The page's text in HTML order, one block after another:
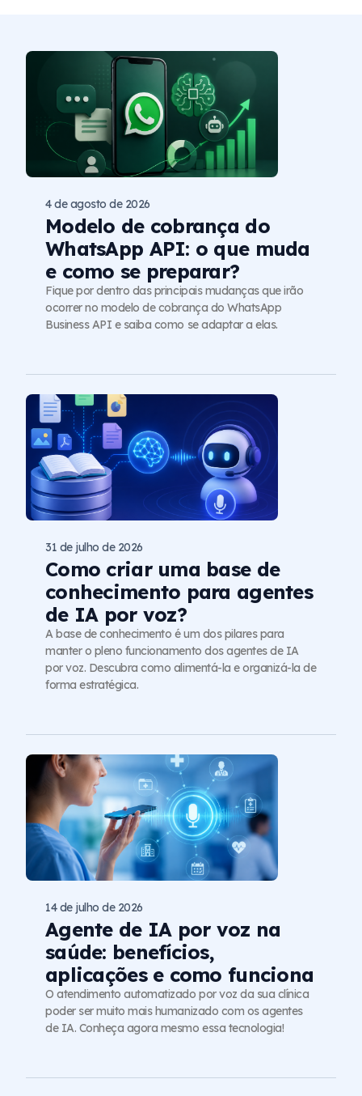
Modelo de cobrança do
WhatsApp API: o que muda
e como se preparar?
4 de agosto de 2026
Fique por dentro das principais mudanças que irão
ocorrer no modelo de cobrança do WhatsApp
Business API e saiba como se adaptar a elas.
Como criar uma base de
conhecimento para agentes
de IA por voz?
31 de julho de 2026
A base de conhecimento é um dos pilares para
manter o pleno funcionamento dos agentes de IA
por voz. Descubra como alimentá-la e organizá-la de
forma estratégica.
Agente de IA por voz na
saúde: benefícios,
aplicações e como funciona
14 de julho de 2026
O atendimento automatizado por voz da sua clínica
poder ser muito mais humanizado com os agentes
de IA. Conheça agora mesmo essa tecnologia!